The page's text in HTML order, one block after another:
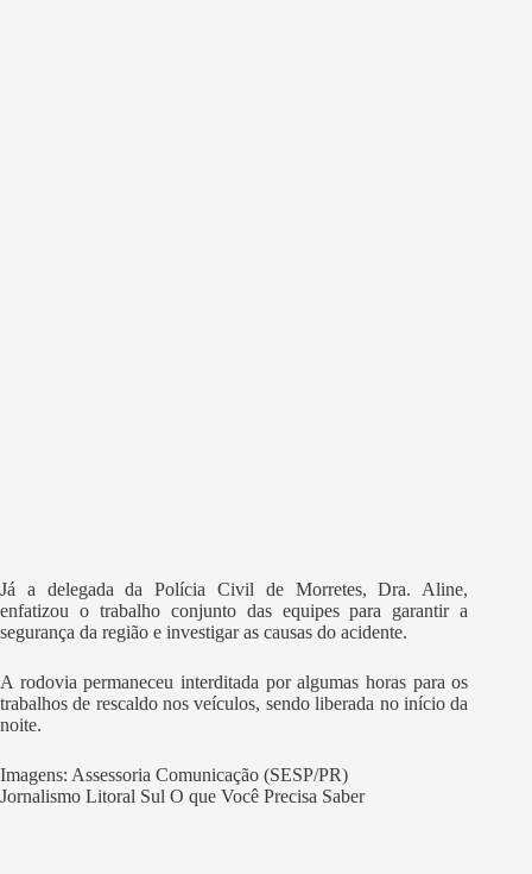
Já a delegada da Polícia Civil de Morretes, Dra. Aline,
enfatizou o trabalho conjunto das equipes para garantir a
segurança da região e investigar as causas do acidente.
A rodovia permaneceu interditada por algumas horas para os
trabalhos de rescaldo nos veículos, sendo liberada no início da
noite.
Imagens: Assessoria Comunicação (SESP/PR)
Jornalismo Litoral Sul O que Você Precisa Saber